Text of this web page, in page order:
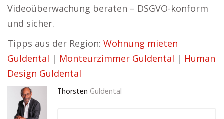
Videoüberwachung beraten – DSGVO-konform
und sicher.
Tipps aus der Region: Wohnung mieten
Guldental | Monteurzimmer Guldental | Human
Design Guldental
Thorsten Guldental